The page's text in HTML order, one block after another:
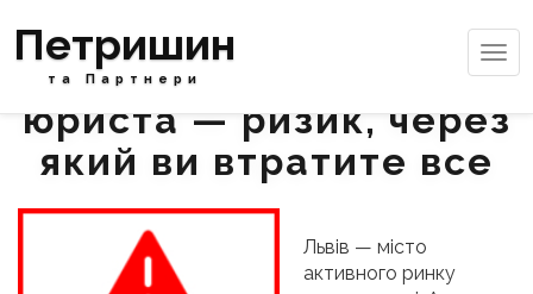
Петришин
та Партнери
Купівля нерухомості без
юриста — ризик, через
який ви втратите все
Львів — місто
активного ринку